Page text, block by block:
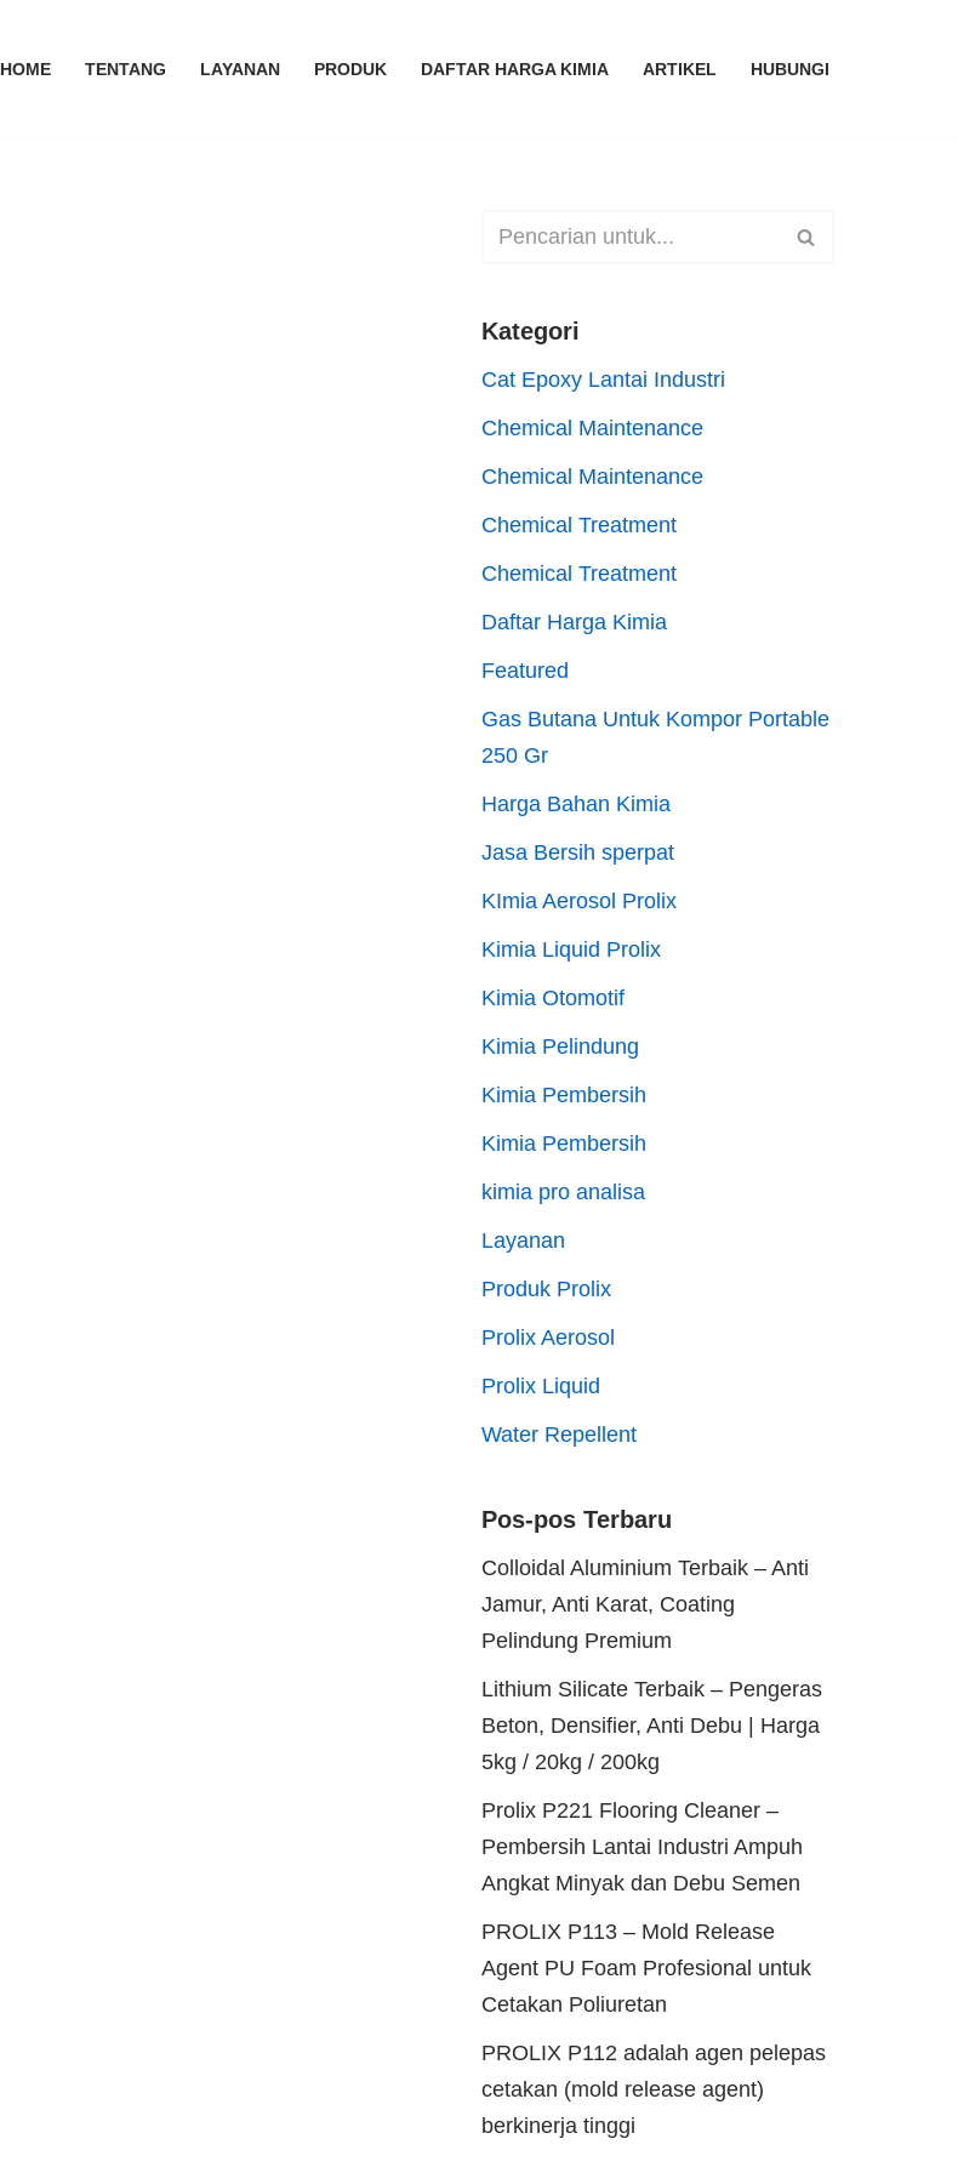
HOME TENTANG LAYANAN PRODUK DAFTAR HARGA KIMIA ARTIKEL HUBUNGI
Kategori
Cat Epoxy Lantai Industri
Chemical Maintenance
Chemical Maintenance
Chemical Treatment
Chemical Treatment
Daftar Harga Kimia
Featured
Gas Butana Untuk Kompor Portable
250 Gr
Harga Bahan Kimia
Jasa Bersih sperpat
KImia Aerosol Prolix
Kimia Liquid Prolix
Kimia Otomotif
Kimia Pelindung
Kimia Pembersih
Kimia Pembersih
kimia pro analisa
Layanan
Produk Prolix
Prolix Aerosol
Prolix Liquid
Water Repellent
Pos-pos Terbaru
Colloidal Aluminium Terbaik – Anti
Jamur, Anti Karat, Coating
Pelindung Premium
Lithium Silicate Terbaik – Pengeras
Beton, Densifier, Anti Debu | Harga
5kg / 20kg / 200kg
Prolix P221 Flooring Cleaner –
Pembersih Lantai Industri Ampuh
Angkat Minyak dan Debu Semen
PROLIX P113 – Mold Release
Agent PU Foam Profesional untuk
Cetakan Poliuretan
PROLIX P112 adalah agen pelepas
cetakan (mold release agent)
berkinerja tinggi